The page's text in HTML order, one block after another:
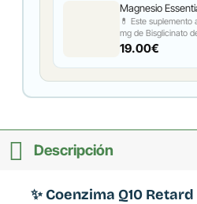
Magnesio
💊 Este suplemento
mg de Bisglicinato
por cápsula,
Taurina y Vitamina
magnesio ayuda a
cansancio y la fatiga
19.00€
Descripción
✨ Coenzima Q10 Retard